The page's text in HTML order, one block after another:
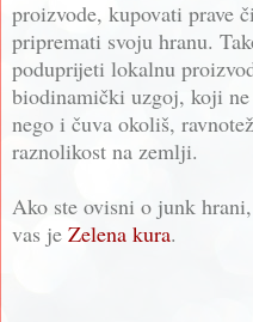
proizvode, kupovati prave
pripremati svoju hranu.
poduprijeti lokalnu
biodinamički uzgoj, koji
nego i čuva okoliš,
raznolikost na zemlji.
Ako ste ovisni o junk
vas je Zelena kura.